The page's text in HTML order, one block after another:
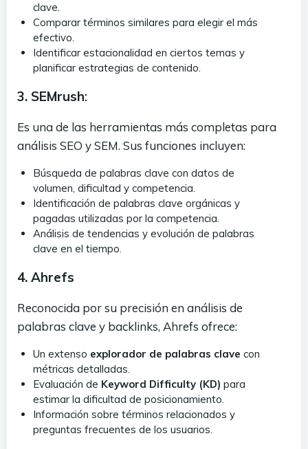
clave.
Comparar términos similares para elegir el más
efectivo.
Identificar estacionalidad en ciertos temas y
planificar estrategias de contenido.
3. SEMrush:
Es una de las herramientas más completas para
análisis SEO y SEM. Sus funciones incluyen:
Búsqueda de palabras clave con datos de
volumen, dificultad y competencia.
Identificación de palabras clave orgánicas y
pagadas utilizadas por la competencia.
Análisis de tendencias y evolución de palabras
clave en el tiempo.
4. Ahrefs
Reconocida por su precisión en análisis de
palabras clave y backlinks, Ahrefs ofrece:
Un extenso explorador de palabras clave con
métricas detalladas.
Evaluación de Keyword Difficulty (KD) para
estimar la dificultad de posicionamiento.
Información sobre términos relacionados y
preguntas frecuentes de los usuarios.